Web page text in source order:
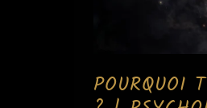
POURQUOI